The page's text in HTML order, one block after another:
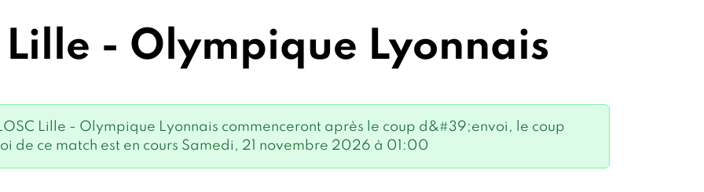
Lille - Olympique Lyonnais
Lille - Olympique Lyonnais commenceront après le coup d&#39;envoi, le coup
de ce match est en cours Samedi, 21 novembre 2026 à 01:00